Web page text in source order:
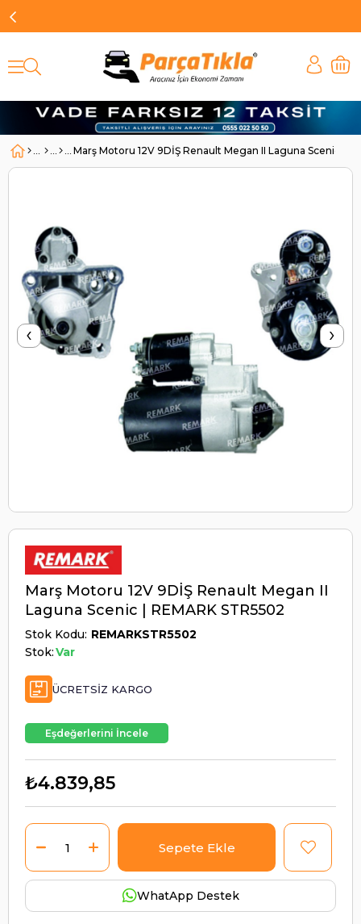
Marş Motoru 12V 9DİŞ Renault Megan II Laguna Scenic |
‹ ›
Marş Motoru 12V 9DİŞ Renault Megan II
Laguna Scenic | REMARK STR5502
Stok Kodu REMARKSTR5502
Stok:Var
ÜCRETSIZ KARGO
Eşdeğerlerini İncele
₺4.839,85
WhatApp Destek